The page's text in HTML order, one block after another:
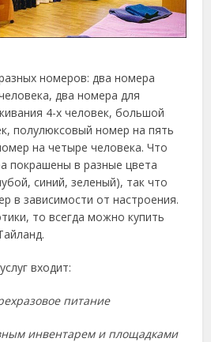
номеров: два номера
два номера для
4-х человек, большой
полулюксовый номер на пять
на четыре человека. Что
покрашены в разные цвета
синий, зеленый), так что
в зависимости от настроения.
то всегда можно купить
входит:
питание
инвентарем и площадками